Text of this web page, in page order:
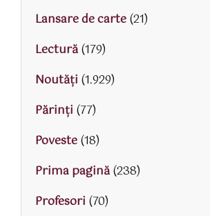
Lansare de carte(21)
Lectură(179)
Noutăți (1.929)
Părinţi (77)
Poveste(18)
Prima pagină(238)
Profesori (70)